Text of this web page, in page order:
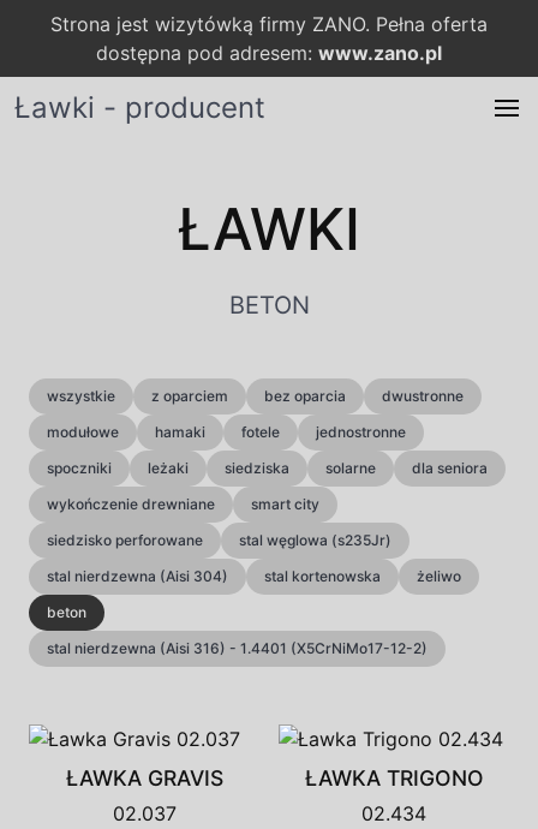
Strona jest wizytówką firmy ZANO. Pełna oferta
dostępna pod adresem: www.zano.pl
Ławki - producent
ŁAWKI
BETON
wszystkie z oparciem bez oparcia
dwustronne
modułowe
hamaki fotele
jednostronne
spoczniki
leżaki siedziska solarne
dla seniora
wykończenie drewniane
smart city
siedzisko perforowane
stal węglowa (s235Jr)
stal nierdzewna (Aisi 304)
stal kortenowska
żeliwo
beton
stal nierdzewna (Aisi 316) - 1.4401 (X5CrNiMo17-12-2)
ŁAWKA GRAVIS
02.037
ŁAWKA TRIGONO
02.434